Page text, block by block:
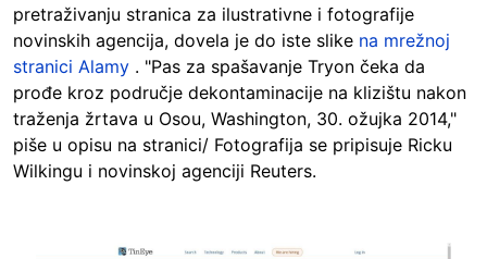
pretraživanju stranica za ilustrativne i fotografije
novinskih agencija, dovela je do iste slike na mrežnoj
stranici Alamy . "Pas za spašavanje Tryon čeka da
prođe kroz područje dekontaminacije na klizištu nakon
traženja žrtava u Osou, Washington, 30. ožujka 2014,"
piše u opisu na stranici/ Fotografija se pripisuje Ricku
Wilkingu i novinskoj agenciji Reuters.